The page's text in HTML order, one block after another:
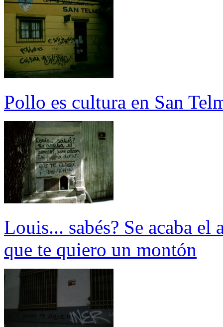
Pollo es cultura en San
Louis... sabés? Se acaba el
que te quiero un montón